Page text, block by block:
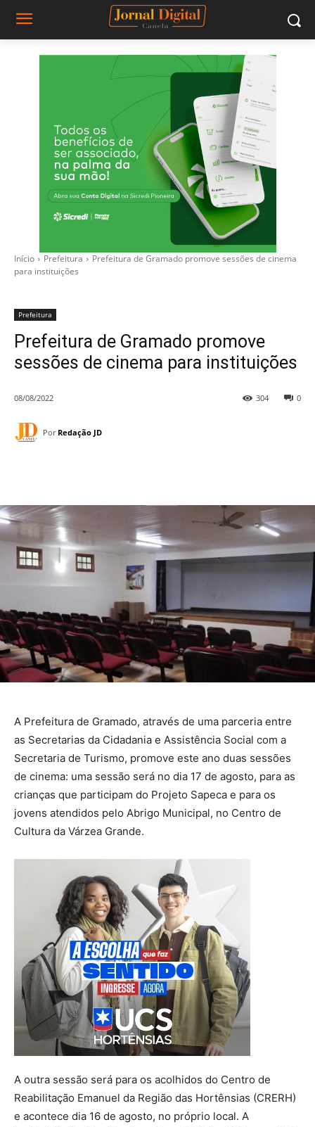
Início Prefeitura
Prefeitura de Gramado promove sessões de cinema
para instituições
Prefeitura
Prefeitura de Gramado promove
sessões de cinema para instituições
08/08/2022 0
304
Por Redação JD
A Prefeitura de Gramado, através de uma parceria entre
as Secretarias da Cidadania e Assistência Social com a
Secretaria de Turismo, promove este ano duas sessões
de cinema: uma sessão será no dia 17 de agosto, para as
crianças que participam do Projeto Sapeca e para os
jovens atendidos pelo Abrigo Municipal, no Centro de
Cultura da Várzea Grande.
A outra sessão será para os acolhidos do Centro de
Reabilitação Emanuel da Região das Hortênsias (CRERH)
e acontece dia 16 de agosto, no próprio local. A